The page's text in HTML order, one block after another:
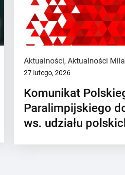
Aktualności,Aktualności
27 lutego, 2026
Komunikat
Paralimpijskiego
ws. udziału